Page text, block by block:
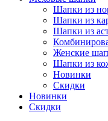
Шапки из
Шапки из
Шапки из
Женские
Шапки из
Новинки
Скидки
Новинки
Скидки